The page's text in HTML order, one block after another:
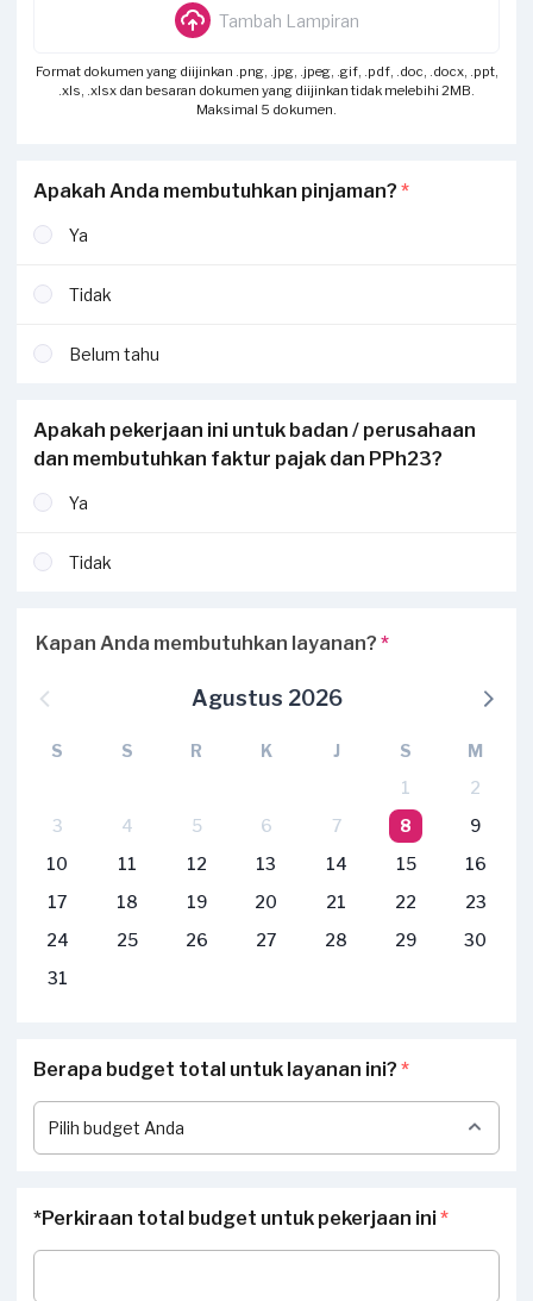
Tambah Lampiran
Format dokumen yang diijinkan .png, .jpg, .jpeg, .gif, .pdf, .doc, .docx, .ppt,
.xls, .xlsx dan besaran dokumen yang diijinkan tidak melebihi 2MB.
Maksimal 5 dokumen.
Apakah Anda membutuhkan pinjaman? *
Ya
Tidak
Belum tahu
Apakah pekerjaan ini untuk badan / perusahaan
dan membutuhkan faktur pajak dan PPh23?
Ya
Tidak
Kapan Anda membutuhkan layanan? *
Agustus 2026
S S R K J S
M
1
2
3
4 5 6 7 8
9
10
11 12 13 14 15
16
17
18 19 20 21 22
23
24
25 26 27 28 29
30
31
Berapa budget total untuk layanan ini? *
*Perkiraan total budget untuk pekerjaan ini*